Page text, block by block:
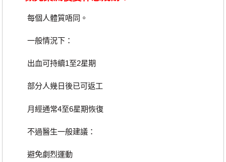
每個人體質唔同。
一般情況下：
出血可持續1至2星期
部分人幾日後已可返工
月經通常4至6星期恢復
不過醫生一般建議：
避免劇烈運動